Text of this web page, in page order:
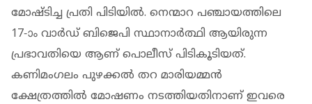
മോഷ്ടിച്ച പ്രതി പിടിയില്‍. നെന്മാറ പഞ്ചായത്തിലെ
17-ാം വാര്‍ഡ് ബിജെപി സ്ഥാനാര്‍ത്ഥി ആയിരുന്ന
പ്രഭാവതിയെ ആണ് പൊലീസ് പിടികൂടിയത്.
കണിമംഗലം പുഴക്കല്‍ തറ മാരിയമ്മന്‍
ക്ഷേത്രത്തില്‍ മോഷണം നടത്തിയതിനാണ് ഇവരെ